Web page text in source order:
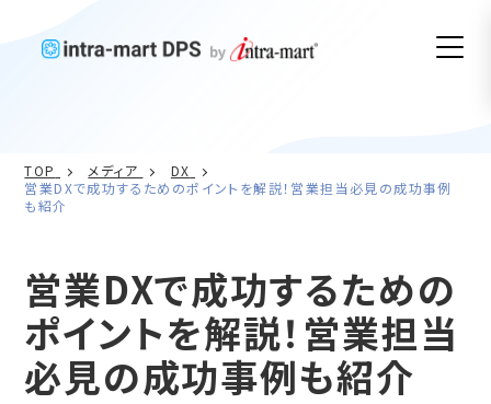
TOP メディア
DX
営業DXで成功するためのポイントを解説！営業担当必見の成功事例
も紹介
営業DXで成功するための
ポイントを解説！営業担当
必見の成功事例も紹介